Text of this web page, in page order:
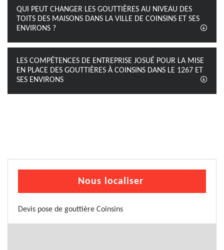
QUI PEUT CHANGER LES GOUTTIÈRES AU NIVEAU DES
TOITS DES MAISONS DANS LA VILLE DE COINSINS ET SES
ENVIRONS ?
LES COMPÉTENCES DE ENTREPRISE JOSUÉ POUR LA MISE
EN PLACE DES GOUTTIÈRES À COINSINS DANS LE 1267 ET
SES ENVIRONS
Nous localiser
Devis pose de gouttière Coinsins